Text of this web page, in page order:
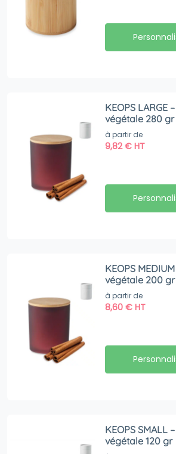
KEOPS LARGE
végétale 280 gr
à partir de
9,82€ HT
KEOPS
végétale 200 gr
à partir de
8,60€ HT
KEOPS SMALL
végétale 120 gr